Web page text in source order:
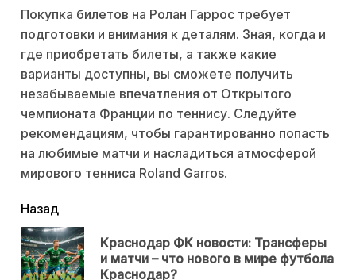
Покупка билетов на Ролан Гаррос требует
подготовки и внимания к деталям. Зная, когда и
где приобретать билеты, а также какие
варианты доступны, вы сможете получить
незабываемые впечатления от Открытого
чемпионата Франции по теннису. Следуйте
рекомендациям, чтобы гарантированно попасть
на любимые матчи и насладиться атмосферой
мирового тенниса Roland Garros.
читать
еще
Назад
Краснодар ФК новости: Трансферы
и матчи – что нового в мире футбола
Краснодар?